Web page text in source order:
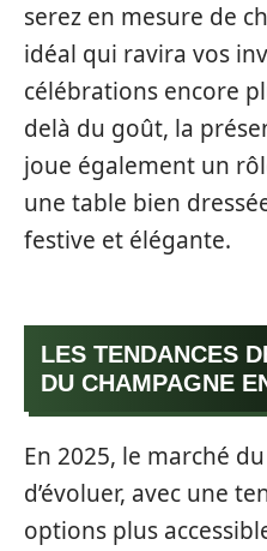
serez en mesure de
idéal qui ravira vos
célébrations encore
delà du goût, la
joue également un
une table bien
festive et élégante.
LES TENDANCES
DU CHAMPAGNE
En 2025, le marché
d’évoluer, avec une
options plus